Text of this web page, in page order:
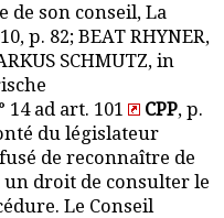
de son conseil, La
p. 82; BEAT RHYNER,
SCHMUTZ, in
ad art. 101
CPP, p.
du législateur
de reconnaître de
droit de consulter le
Le Conseil